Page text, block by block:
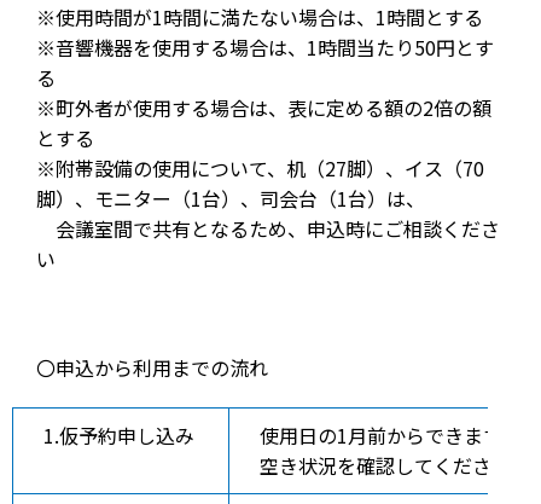
※使用時間が1時間に満たない場合は、1時間とする
※音響機器を使用する場合は、1時間当たり50円とす
る
※町外者が使用する場合は、表に定める額の2倍の額
とする
※附帯設備の使用について、机（27脚）、イス（70
脚）、モニター（1台）、司会台（1台）は、
会議室間で共有となるため、申込時にご相談くださ
い
〇申込から利用までの流れ
1.仮予約申し込み
使用日の1月前からできます。
空き状況を確認してください。